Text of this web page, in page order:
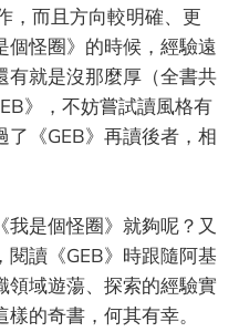
，而且方向較明確、更
怪圈》的時候，經驗遠
就是沒那麼厚（全書共
》，不妨嘗試讀風格有
了《GEB》再讀後者，相
我是個怪圈》就夠呢？又
讀《GEB》時跟隨阿基
領域遊蕩、探索的經驗實
的奇書，何其有幸。